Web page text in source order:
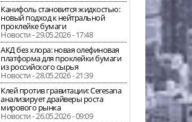
Канифоль становится жидкостью:
новый подход к нейтральной
проклейке бумаги
Новости - 29.05.2026 - 17:48
АКД без хлора: новая олефиновая
платформа для проклейки бумаги
из российского сырья
Новости - 28.05.2026 - 21:39
Клей против гравитации: Ceresana
анализирует драйверы роста
мирового рынка
Новости - 26.05.2026 - 09:09